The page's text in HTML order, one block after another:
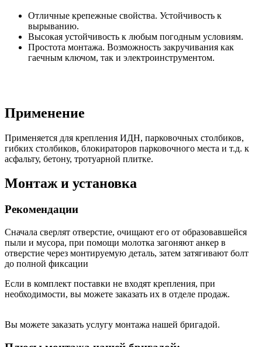
Отличные крепежные свойства. Устойчивость к
вырыванию.
Высокая устойчивость к любым погодным условиям.
Простота монтажа. Возможность закручивания как
гаечным ключом, так и электроинструментом.
Применение
Применяется для крепления ИДН, парковочных столбиков,
гибких столбиков, блокираторов парковочного места и т.д. к
асфальту, бетону, тротуарной плитке.
Монтаж и установка
Рекомендации
Сначала сверлят отверстие, очищают его от образовавшейся
пыли и мусора, при помощи молотка загоняют анкер в
отверстие через монтируемую деталь, затем затягивают болт
до полной фиксации
Если в комплект поставки не входят крепления, при
необходимости, вы можете заказать их в отделе продаж.
Вы можете заказать услугу монтажа нашей бригадой.